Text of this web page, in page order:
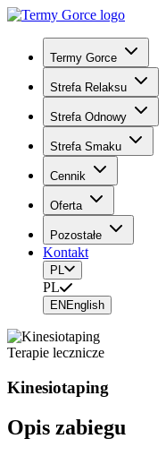
Termy Gorce
Strefa Relaksu
Strefa Odnowy
Strefa Smaku
Cennik
Oferta
Pozostałe
Kontakt
PL
PL
EN English
Terapie lecznicze
Kinesiotaping
Opis zabiegu